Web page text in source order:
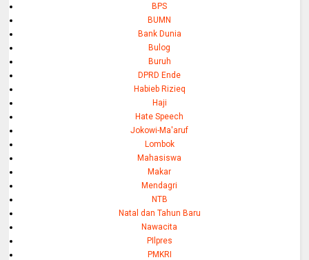
BPS
BUMN
Bank Dunia
Bulog
Buruh
DPRD Ende
Habieb Rizieq
Haji
Hate Speech
Jokowi-Ma'aruf
Lombok
Mahasiswa
Makar
Mendagri
NTB
Natal dan Tahun Baru
Nawacita
PIlpres
PMKRI